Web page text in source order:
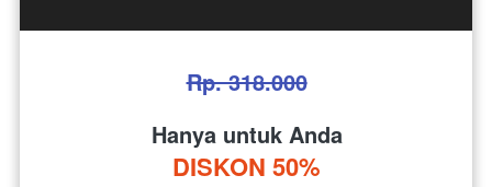
Rp. 318.000
Hanya untuk Anda
DISKON 50%